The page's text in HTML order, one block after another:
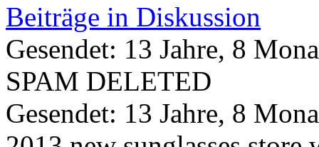
Beiträge in Diskussion
Gesendet: 13 Jahre, 8
SPAM DELETED
Gesendet: 13 Jahre, 8